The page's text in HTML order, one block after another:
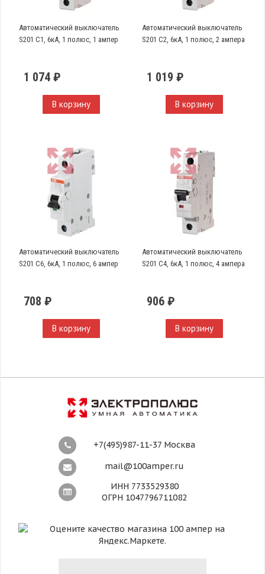
Автоматический выключатель
S201 C1, 6кА, 1 полюс, 1 ампер
1 074 ₽
В корзину
Автоматический выключатель
S201 C2, 6кА, 1 полюс, 2 ампера
1 019 ₽
В корзину
Автоматический выключатель
S201 C6, 6кА, 1 полюс, 6 ампер
708 ₽
В корзину
Автоматический выключатель
S201 C4, 6кА, 1 полюс, 4 ампера
906 ₽
В корзину
+7(495)987-11-37 Москва
mail@100amper.ru
ИНН 7733529380
ОГРН 1047796711082